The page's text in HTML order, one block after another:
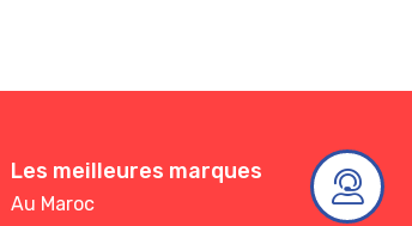
Les meilleures marques
Au Maroc